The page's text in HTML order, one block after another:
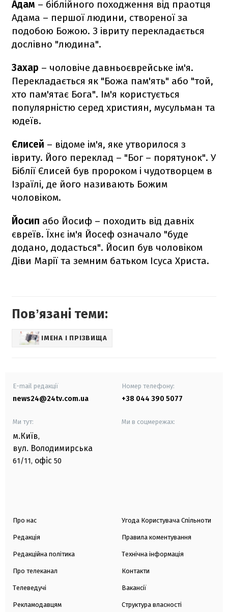
Адам – біблійного походження від праотця
Адама – першої людини, створеної за
подобою Божою. З івриту перекладається
дослівно "людина".
Захар – чоловіче давньоєврейське ім'я.
Перекладається як "Божа пам'ять" або "той,
хто пам'ятає Бога". Ім'я користується
популярністю серед християн, мусульман та
юдеїв.
Єлисей – відоме ім'я, яке утворилося з
івриту. Його переклад – "Бог – порятунок". У
Біблії Єлисей був пророком і чудотворцем в
Ізраїлі, де його називають Божим
чоловіком.
Йосип або Йосиф – походить від давніх
євреїв. Їхнє ім'я Йосеф означало "буде
додано, додасться". Йосип був чоловіком
Діви Марії та земним батьком Ісуса Христа.
Повʼязані теми:
ІМЕНА І ПРІЗВИЩА
E-mail редакції
news24@24tv.com.ua
Номер телефону:
+38 044 390 5077
Ми тут:
м.Київ,
вул. Володимирська
61/11, офіс 50
Ми в соцмережах:
Про нас
Редакція
Редакційна політика
Про телеканал
Телеведучі
Рекламодавцям
Угода Користувача Спільноти
Правила коментування
Технічна інформація
Контакти
Вакансії
Структура власності